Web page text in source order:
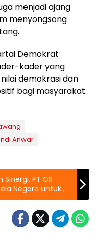
menjadi ajang
menyongsong
Demokrat
kader yang
demokrasi dan
bagi masyarakat.
Anwar
PT GS
Negara untuk